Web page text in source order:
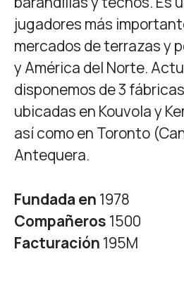
jugadores más
mercados de terrazas y
y América del Norte.
disponemos de 3
ubicadas en Kouvola y
así como en Toronto
Antequera.
Fundada en 1978
Compañeros 1500
Facturación 195M